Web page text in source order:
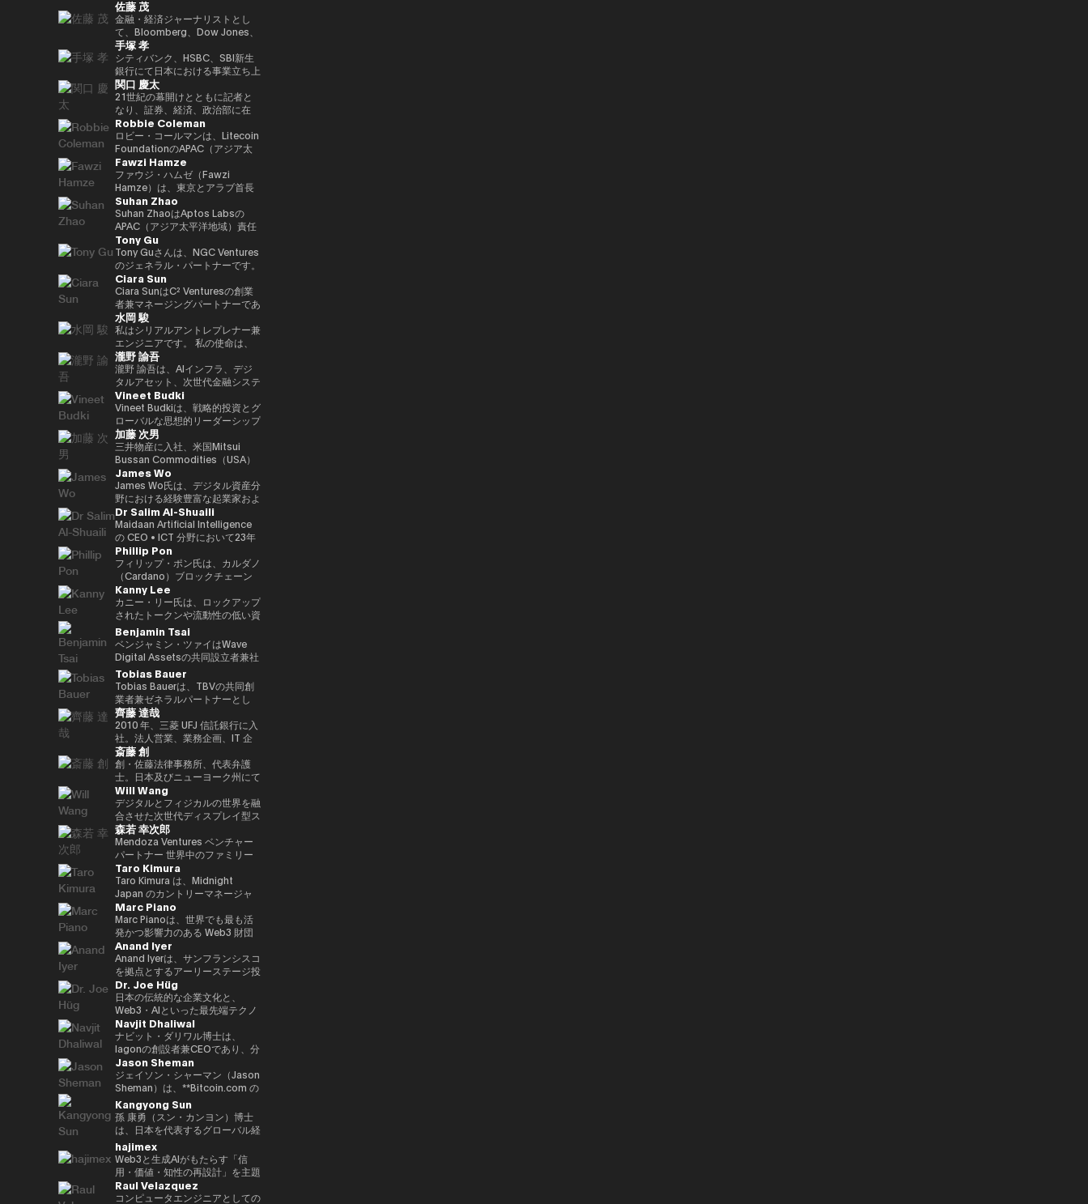
提携を推進。法令に準拠した日本
円ステーブルコインの発行や、ト
ークン化された株式および現実資
産（RWA）に最適化されたブロ
ックチェーンの開発など、革新的
なインフラ整備を進めている。
よびイノベーション領域への投資
に特化したベンチャーキャピタル
ファンド Taisu Ventures の投資
委員会メンバーも務めています。
し、商流ファイナンスサービス立
ち上げ、事業統括、マーケティン
グ事業に従事。 また、メガバン
クとヤフーとのデジタルマーケテ
ィング子会社(JV)の取締役を担
当。 その後DeNA、
MobilityTechnologies（現GO）
にてMaaS事業に従事し、GO立
ち上げフェーズに参画。複数のプ
ロジェクトリードを実施。 2021
年にNEC入社した後は、web3、
生体認証、メタバース、秘密計算
などデジタルサービスの新規事業
を担当等。
CEOに就任。創業当時から国際
通信のゲートウェイ事業に着目
し、決済×テクノロジーの力で市
場の創造と行動の革新に取り組ん
でいる。
して、日本における事業戦略およ
び市場開発を統括。国内パートナ
ーシップの構築やエコシステム拡
大を推進し、日本の新たな規制枠
組みのもとで初めて認可されたス
テーブルコインであるUSDCの国
内展開を主導した。 Circle参画以
前は、Google Paymentsにてパ
ートナーシップおよび事業開発の
リーダー職を歴任。日本を代表す
る決済・フィンテック企業との戦
略的提携を推進し、プロダクト連
携や市場戦略の立案を担ったほ
か、オーストラリアおよびニュー
ジーランドでの市場ローンチをリ
ード。また、日本国内フィンテッ
ク企業の買収およびPMI（買収後
統合）を主導し、Googleのフィ
ンテック領域におけるプレゼンス
強化に貢献した。 それ以前は、
三井住友銀行およびJRIアメリカ
（ニューヨーク）にて、米州にお
けるグローバル・キャッシュマネ
ジメント・プラットフォームの統
括やブラジル市場への展開を担
当。伝統的金融とテクノロジーの
両領域における豊富な経験を有す
る。 INSEADにてMBAを取得。
南山大学総合政策学部卒業。
佐藤 茂
金融・経済ジャーナリストとし
て、Bloomberg、Dow Jones、
S&P Globalで約18年にわたり、
金融市場およびコモディティ分野
を取材。CoinDesk Japanの創設
メンバーとして立ち上げに関わ
り、4年間編集長を務めた。2025
年1月にSuperteam Japanに事
業開発支援統括として参画、
2026年1月より現職。
手塚 孝
シティバンク、HSBC、SBI新生
銀行にて日本における事業立ち上
げや金融ITプロジェクト推進に従
事。その後Google Japanにて営
業統括、ByteDance(TikTok)では
副社長として日本事業成長を牽
引。現在はStartale Japan 代表
取締役CEOとして、日本市場で
のブロックチェーン技術のビジネ
スにおける活用を推進。
関口 慶太
21世紀の幕開けとともに記者と
なり、証券、経済、政治部に在
籍。兜町、霞ケ関、永田町と多角
的視点で金融・マーケットを取
材。2020年よりフィンテックエ
ディター。25年からNIKKEI
Financial副編集長。共著に「仮
想通貨バブル」、「NFTの教科
書」。
Robbie Coleman
ロビー・コールマンは、Litecoin
FoundationのAPAC（アジア太
平洋地域）統括責任者（Head of
APAC）です。2017年以降、この
非営利団体はLitecoin（LTC）の
普及、開発、そしてエコシステム
の成長に注力してきました。ロビ
ーはデジタルアセット／暗号資産
（クリプト）領域に11年にわた
り従事しており、Litecoin
Foundationの活動以外でも、グ
ローバルな取引所、ウォレット、
プライバシーツール、各種プロジ
ェクトの創業・共同創業や立ち上
げを支援してきました。 APAC統
括責任者として、ロビーは地域に
おけるLitecoinの機関投資家向
け、規制当局、政府との関係構築
およびプレゼンス拡大を担ってい
ます。また、カンファレンスやサ
ミット、メディアでLitecoinを代
表し、Proof-of-Work Summit、
AusCrypto、Blockchain
Centre、Litecoin Summitでの
基調講演に加え、CIS、
Token2049などでのファイアサ
イドやパネルにも登壇していま
す。 さらにWeb3隣接領域では、
マレーシアのネオバンク（買収済
み）およびeウォレットを共同創
業。加えて、複数の新興企業にお
いて、フィンテック、メドテッ
ク、AIベンチャーなどで戦略アド
バイザーとして要職を歴任してい
ます。
Fawzi Hamze
ファウジ・ハムゼ（Fawzi
Hamze）は、東京とアラブ首長
国連邦を拠点に活動する国際的な
投資・アドバイザリー持株グルー
プ、Assets Advisors
Capital（AAC）の創業者兼会長
です。AACは、不動産投資、金
融アドバイザリー、デジタル資産
インフラ、テクノロジーベンチャ
ーなどの分野に特化した企業群の
ポートフォリオを統括し、アジア
および湾岸地域における投資機会
への体系的なアクセスを求める国
際投資家や機関投資家を支援して
います。 ハムゼは、国際金融お
よびクロスボーダー取引において
15年以上の経験を持ち、グロー
バルな資本展開や戦略的投資イニ
シアティブに関わるプライベート
投資家、ファミリーオフィス、機
関投資家と密接に連携していま
す。 彼の取り組みは、伝統的な
資本市場と新たなデジタルインフ
ラの融合に焦点を当てており、実
世界資産（RWA）フレームワー
ク、ブロックチェーンを活用した
投資プラットフォーム、そして進
化するWeb3エコシステムへの機
関投資家向け参入経路などを含ん
でいます。 またハムゼは、国際
的なフィンテックおよびWeb3分
野の議論にも積極的に参加し、グ
ローバル資本市場の将来の構造
や、規制された金融システムへの
ブロックチェーン技術の統合につ
いて定期的に見解を発信していま
す。
Suhan Zhao
Suhan ZhaoはAptos Labsの
APAC（アジア太平洋地域）責任
者であり、機関投資家向けの高性
能パブリックLayer1ブロックチ
ェーンであるAptosの地域戦略、
事業成長、戦略的パートナーシッ
プを統括しています。 Aptos
Labs参画以前は、Ripple Labsに
てアジア太平洋地域における主要
な戦略的パートナーシップおよび
市場ネットワーク拡大を主導し、
金融機関、銀行、エンタープライ
ズ企業と密接に連携しながら、ブ
ロックチェーンの社会実装と普及
を推進しました。 キャリア初期
には、JPモルガンおよびS&P
Globalに在籍し、シンガポール
およびロンドンを拠点に、コーポ
レートバンキングおよびコモディ
ティ市場における専門性を培いま
した。
Tony Gu
Tony Guさんは、NGC Ventures
のジェネラル・パートナーです。
NGC Venturesを設立する前は、
クロスボーダーのバイアウト・ア
ドバイザリー・ファームである
Rhodium Capitalのジェネラ
ル・パートナーを務めていまし
た。Tonyさんは、北アジア諸国
での大規模なバイアウト取引に重
点を置き、テクノロジー、金融サ
ービス、消費者向けセクターなど
で複数の取引を完了し、合計取引
額は10億ドルを超えています。
Ciara Sun
Ciara SunはC² Venturesの創業
者兼マネージングパートナーであ
り、これまでに150万ドル以上を
投資し、次世代のWeb3アプリケ
ーションを構築・拡張する開発者
の支援に注力しています。 C²
Ventures設立以前は、Huobi
Groupの副社長を務め、グロー
バル事業開発、グローバルマーケ
ット、機関投資家部門、パートナ
ーシップ、ブロックチェーンプロ
ジェクトの上場、インキュベーシ
ョンおよび投資部門を統括してい
ました。 Ciaraはブロックチェー
ン分野における代表的な女性リー
ダーとして、世界各地のイベント
に招待されています。彼女の
Twitterフォロワーは20万人以上
にのぼり、「アジア発のグローバ
ル女性クリプトリーダー」と称さ
れています。 また、ジェンダー
平等の強い提唱者でもあり、
NGO「Women Who Crypto」
を設立しました。
水岡 駿
私はシリアルアントレプレナー兼
エンジニアです。 私の使命は、
革新的なWeb3ビジネスを創出・
実践し、より良い社会に貢献する
ことです。 日本発のグローバル
に認知される企業を築き、私の取
り組みを通じてイノベーションと
社会的インパクトを生み出してい
きたいと考えています。
瀧野 諭吾
瀧野 諭吾は、AIインフラ、デジ
タルアセット、次世代金融システ
ムの融合領域に注力するテクノロ
ジー起業家です。2025年6月、株
式会社イオレ（東証：2334）の
代表取締役社長兼CEOに就任し
ました。現在、同社はAIコンピュ
ートインフラとクリプトネイティ
ブな金融サービスを中核とするテ
クノロジープラットフォームへと
進化を進めています。 また、AI
時代に向けた新たな金融プラット
フォーム「Neo Crypto Bank」
の構想を推進しており、暗号資産
トレジャリー管理、レンディング
インフラ、プログラマブル金融ア
プリケーションの統合を目指して
います。 AIエージェントが経済
活動に参加する未来を見据え、ブ
ロックチェーンを基盤とした次世
代金融インフラの構築に取り組ん
でいます。
Vineet Budki
Vineet Budkiは、戦略的投資とグ
ローバルな思想的リーダーシップ
を通じて Web3 分野の成長を牽
引する、業界を代表する人物であ
る。 1億ドル規模の暗号資産特化
型ファンド Sigma Capital の
CEOとして、分散型エコシステ
ムへの強いコミットメントのも
と、3年以内に100社以上のブロ
ックチェーン・スタートアップへ
の投資を目標に掲げている。 こ
れまでの投資ポートフォリオに
は、Mysten Labs（Sui）、
Gunzilla、Peaq Network をはじ
め、300を超えるプロジェクトが
含まれており、変革的テクノロジ
ーを見抜く鋭い洞察力を示してい
る。 資金提供にとどまらず、
Budki は World Economic
Forum や Binance Blockchain
Week などの国際的なイベントで
登壇する世界的に評価の高いスピ
ーカーでもある。市場動向やブロ
ックチェーンの普及に関する彼の
見解は、The Times、
CoinDesk、Entrepreneur
Middle East といった主要メディ
アからも注目を集めている。 ま
た、ソーシャルメディアでの積極
的な発信を通じて、その影響力を
さらに拡大。短期的な利益よりも
Web3 の長期的な可能性を重視
し、世界の在り方を再定義するス
タートアップへの投資を推進して
いる。 「Web3 は未来である」
という確固たる信念のもと、
Budki は分散型テクノロジーの進
化を牽引する重要な存在である。
**ヴィニート・ブドキ（Vineet
Budki）**は、戦略的投資とグロ
ーバルな思想的リーダーシップを
通じて Web3 分野の成長を牽引
する、業界を代表する人物であ
る。 1億ドル規模の暗号資産特化
型ファンド Sigma Capital の
CEOとして、分散型エコシステ
ムへの強いコミットメントのも
と、3年以内に100社以上のブロ
ックチェーン・スタートアップへ
の投資を目標に掲げている。 こ
れまでの投資ポートフォリオに
は、Mysten Labs（Sui）、
Gunzilla、Peaq Network をはじ
め、300を超えるプロジェクトが
含まれており、変革的テクノロジ
ーを見抜く鋭い洞察力を示してい
る。 資金提供にとどまらず、
Budki は World Economic
Forum や Binance Blockchain
Week などの国際的なイベントで
登壇する世界的に評価の高いスピ
ーカーでもある。市場動向やブロ
加藤 次男
三井物産に入社、米国Mitsui
Bussan Commodities（USA）
Inc.CEO、英国Mitsui Bussan
Commodities Ltd COO、本店
商品市場部長、デジタルアセット
マーケッツ 常勤取締役、三井物
産デジタルコモディティーズ 代
表取締役社長、三井物産コーポレ
ートディベロップメント本部 理
事を経て2023年12月に三井物産
を退社し、現職。グローバルなコ
モディティトレーディングに精
通。
James Wo
James Wo氏は、デジタル資産分
野における経験豊富な起業家およ
び投資家であり、2015年にDFG
を設立し、10億ドル以上の運用
資産を統括しています。
Ledger、Coinlist、Circle、
ChainSafeなどの企業への初期投
資家でもあります。 また、
PolkadotおよびKusama
Networkの初期投資家かつ支援
者としても知られており、資本配
分や寄付、パラチェーンオークシ
ョンへの積極的な支援を通じて、
エコシステムへの多大な貢献を続
けています。
Dr Salim Al-Shuaili
Maidaan Artificial Intelligence
の CEO • ICT 分野において23年
以上の経験を有し、ICT（AI・DX
における技術導入）分野の博士号
（PhD）を取得 • グローバル AI
アンバサダー（Global Council
of Responsible AI／米国） • 国
際グローバル ICT 連盟
（IFCGICT／国連・米国）プロ
フェッショナル会員 • ITU 認定 AI
監査人（Certified AI Auditor） •
World AI Council（カナダ）認定
チーフ AI オフィサー（Chief AI
Officer） • Gulf College 理事会
（Board of Trustees）メンバー
• オマーン商工会議所 デジタル経
済・AI 委員会メンバー •
GCC（湾岸協力会議）AI プロジ
ェクトおよび AI 国際アワード審
査委員メンバー • 大学および学術
アドバイザリーボードメンバー
（SQU、AOU、Sohar
University） • Global CIO
Summit（タイ、2022年）にて
Digital Transformation
Inspiring Award を受賞 • Global
CIO Summit（アゼルバイジャ
ン、2023年）にて Impact
Trailblazer Award を受賞 • 国家
レベルの AI プロジェクトに携わ
り、技術のローカライズを推進 •
AI・データ・DX に関する専門的
なトレーニングを提供 • e-
Government、デジタルトランス
フォーメーション、人工知能、第
4次産業革命に関連する複数のプ
ロジェクトを主導・参画（鉱業、
スマートシティ、ヘルスケア、教
育、観光、農業、物流・交通、リ
スクおよび危機管理、メディア分
野） • 各種国際・国内カンファレ
ンス、サミット、ワークショッ
プ、イベントに参加 • 研究論文、
書籍、雑誌、メディア番組におい
て著者として参画
Phillip Pon
フィリップ・ポン氏は、カルダノ
（Cardano）ブロックチェーン
の共同創設組織の一つである
EMURGO のCEOです。
EMURGOは、ブロックチェーン
技術および資産のトークン化の商
業的普及を推進しています。
CEOとして、フィリップ氏は
EMURGOの戦略的方向性および
グローバルオペレーション全体を
統括し、投資、パートナーシッ
プ、インフラ開発を通じて、従来
の金融とブロックチェーンをつな
ぐ取り組みを主導しています。
Kanny Lee
カニー・リー氏は、ロックアップ
されたトークンや流動性の低い資
産の二次取引を可能にする分散型
マーケットプレイス
SecondSwap の創設者兼CEOで
す。 CEOとしてカニー氏は、
SecondSwapの戦略的ビジョン
とプロダクト開発の実行を統括
し、Web3市場における持続可能
な流動性とアクセシビリティを高
めるためのイノベーションを推進
しています。
Benjamin Tsai
ベンジャミン・ツァイはWave
Digital Assetsの共同設立者兼社
長であり、同社はSEC（米国証券
取引委員会）に登録されたデジタ
ルアセット管理会社です。彼は同
社で製品開発と取引を監督してい
ます。三か国語を操り、仮想通貨
のネイティブスピーカーであり、
また伝統的な金融分野のベテラン
でもあります。ベンは、シンガポ
ールのメリルリンチ・コモディテ
ィーズで15年以上にわたりシニ
アリーダーシップの経験を積み、
同社のCEOを務めました。ま
た、アライアンス・バーンスタイ
ンでは、東京、香港、シンガポー
ル、ソウル、台北で収益性のある
ディストリビューションチームを
統括し、ビジネス戦略を牽引しま
した。 ベンはサザンカリフォル
ニアの早期スタートアップに投資
し、メンタリングも行っていま
す。彼は多数の証券ライセンスを
保有しており、カリフォルニア大
学バークレー校で工学の学士号を
取得し、UCLAアンダーソン経営
大学院でMBAを取得しました。
現在は同大学で暗号通貨ファイナ
ンスを教えています。
Tobias Bauer
Tobias Bauerは、TBVの共同創
業者兼ゼネラルパートナーとし
て、トップクラスのスタートアッ
プへの投資やベンチャービルディ
ングを行っています。過去には
Blockchain Founders Fundのパ
ートナーを務め、75Mドルのファ
ンドを立ち上げ、150以上のスタ
ートアップに投資しました。ま
た、Consensusや香港フィンテ
ックウィークなど300以上の
Web3・テック会議で講演経験が
あります。彼はこれまで15都市9
か国で生活し、中国語、英語、ド
イツ語に堪能です。
齊藤 達哉
2010 年、三菱 UFJ 信託銀行に入
社。法人営業、業務企画、IT 企
画を経て、2016 年に FinTech 推
進室設立、1 人目の専任担当とし
て三菱 UFJ 信託銀行のデジタル
戦略を企画・推進。“シリアルイ
ントレプレナー(連続社内起業
家)”として、情報銀行基盤
「Dprime」、デジタル証券基盤
「Progmat」、ステーブルコイ
ン基盤「Progmat Coin」、機能
型 NFT 基盤「Progmat UT」、
数多くの組織が入会する「デジタ
ルアセット共創コンソーシアム」
等を立ち上げる。2022 年、複数
の金融機関や取引所、ソフトウェ
ア企業の出資による、デジタルア
セット基盤事業の独立会社化を発
表し、2023年10月創業より代表
就任。特許登録8 件
斎藤 創
創・佐藤法律事務所、代表弁護
士。日本及びニューヨーク州にて
弁護士資格。東京大学法学部、ニ
ューヨーク大学ロースクール卒。
西村あさひ法律事務所にて主とし
て金融分野（証券化、ファンド、
デリバティブ等）を取り扱った
後、2015年に独立して現事務所
を立ち上げた。Web3、
FinTech、Metaverse、スタート
アップを専門とする。 著書に
「NFTの教科書」、 ｢先読み！メ
タバース＆NFT」など。 日本ブ
ロックチェーン協会顧問、日本
STO協会監事、一般社団法人
Metaverse Japan監事、FinTech
協会キャピタルマーケッツ部門事
務局、HashPort監査役、前
bitFlyer社外取締役などを務め
る。海外のChambers Asia
Pacific、Best Lawyers
rankings、Legal500で日本の
FinTechの弁護士としてそれぞれ
ランク・イン。
Will Wang
デジタルとフィジカルの世界を融
合させた次世代ディスプレイ型ス
マートグラスを開発する企業
Even Realities の創業者兼CEO
です。 2023年に設立されたEven
Realitiesは、「テクノロジーは
前に出るのではなく、日常生活を
静かに支え、さりげなく価値を高
めるべきである」という人間中心
の理念に基づいて誕生しました。
その哲学は、高い評価を受けてい
る Even G1 および Even G2 ディ
スプレイ型スマートグラスのデザ
インにも色濃く反映されていま
す。これらの製品では、AIがリア
ルタイムで機能し、重要な対話を
サポートすることで、ユーザーが
思考を整理し、自信を持ってコミ
ュニケーションを取り、仕事や日
常生活のあらゆる場面で「今」に
集中できる体験を提供します。
森若 幸次郎
Mendoza Ventures ベンチャー
パートナー 世界中のファミリー
オフィス、ベンチャーキャピタ
ル、テクノロジー企業をつなぎ、
次世代のAI・Web3イノベーショ
ンを推進するグローバルアドバイ
ザー。 ボストンおよびサンフラ
ンシスコを拠点にAI・フィンテッ
ク・サイバーセキュリティ分野へ
投資する Mendoza Ventures の
ベンチャーパートナー、また、
AI・Web3分野に特化したスイス
およびアフリカ拠点のベンチャー
キャピタル CV VC のアドバイザ
ーを務める。現在、世界10社以
上のベンチャーキャピタルの支援
に携わる。 また、ブロックチェ
ーンおよびイノベーション分野の
国際カンファレンス
UN:Block（ラトビア）、WAIB
Summit Monaco（モナコ）、
VI3NNA Congress（オーストリ
ア）、World Venture
Forum（オーストリア） などで
アンバサダーを務め、世界各地の
スタートアップエコシステムをつ
なぐ活動を行っている。 2013
年、Harvard Business
Taro Kimura
Taro Kimura は、Midnight
Japan のカントリーマネージャ
ーを務めており、創業者としての
経験、エンタープライズ向けGo-
to-Market（GTM）のリーダー
シップ、そして国際的なビジネス
経験を兼ね備えています。現在、
日本市場におけるMidnightの戦
略を統括し、GTM、エンタープ
ライズ連携、コミュニティ成長、
エコシステムの普及を推進してい
ます。 これまでのキャリアで
は、急成長スタートアップとグロ
ーバル企業の双方で経験を積んで
きました。Mycelの共同創業者と
して、次世代インターオペラビリ
ティ・インフラプロトコルのグロ
ーバルGTM、パートナーシッ
プ、投資家対応、オペレーション
をリードしました。Web3業界に
参入する以前は、LinkedInにて
Global Enterprise Sales
Directorを務め、日本の大手多国
籍企業との戦略的パートナーシッ
プ構築や、大規模SaaS導入プロ
Marc Piano
Marc Pianoは、世界でも最も活
発かつ影響力のある Web3 財団
のいくつかにおいて、独立取締役
（Independent Director of
Record）およびコンサルタント
を務めている人物である。デジタ
ル資産エコシステムの最上位レベ
ルにおいて、ガバナンス、コンプ
ライアンス、長期的な持続可能性
を監督する役割を信頼されて担っ
ている。 法学を基盤とするキャ
リアを持つ Marc は、以前、主要
なオフショア法律事務所において
カウンセル（法律顧問）を務め、
同事務所のグローバル Web3 プ
ラクティスの中核的設計者として
活躍した。その分野における権威
として、主要な法律ディレクトリ
ーからも高く評価されている。こ
のような法曹としての確かな経歴
と、長年にわたる最前線でのアド
バイザリー経験により、Marc は
Anand Iyer
Anand Iyerは、サンフランシスコ
を拠点とするアーリーステージ投
資ファンド Canonical のマネー
ジング・パートナーであり、AI、
ロボティクス、暗号資産といった
フロンティアテクノロジーへの投
資に注力している。アイヤーはシ
リコンバレーで長年の経験を持つ
ベテランである。 2005年に
Microsoft にてプロダクトマネー
ジャーとしてキャリアをスタート
し、その後 Trusted を創業。同
社は2018年に上場企業である
Care に買収された。その後、
Lightspeed に参画し、ベンチャ
ーパートナーとして Phantom、
Alchemy、Arbitrum、Mysten な
どのブロックチェーン関連企業に
関与した。 学歴としては、パデ
Dr. Joe Hüg
日本の伝統的な企業文化と、
Web3・AIといった最先端テクノ
ロジーが交差する領域で活躍する
実務家・研究者・教育者です。情
報経営イノベーション専門職大学
（iU）にて起業学 実務教授を務
めると同時に、
TEDxInnovationU のリードオー
ガナイザー兼ライセンシーとし
て、世代や分野を越えた知の共有
を推進しています。 三菱や富士
通などのグローバル企業へのコン
サルティング経験を通じ、企業イ
ノベーションやデジタルトランス
フォーメーション（DX）の実践
的知見を蓄積。中小企業から大企
Navjit Dhaliwal
ナビット・ダリワル博士は、
Iagonの創設者兼CEOであり、分
散型クラウドサービス業界を牽引
しています。Mjøsa
Tannklinikk、Arbo Lab AS、
CanPol ASなど、複数の成功した
企業を創業・運営した経験を持つ
ダリワル博士は、実績あるシリア
ルアントレプレナーです。ポズナ
ン医科大学とマクマスター大学で
学び、歯学のDDS（博士号）お
よび医学の学士号を取得していま
す。
Jason Sheman
ジェイソン・シャーマン（Jason
Sheman）は、**Bitcoin.com の
最高執行責任者（COO）**とし
て、暗号資産業界を代表するコン
シューマープラットフォームのグ
ローバルオペレーション全般を統
括しています。8年以上にわたり
同社に在籍し、アジア、中東、ヨ
ーロッパ、米国を含む地域での事
業拡大を支え、Bitcoin.com の
Kangyong Sun
孫 康勇（スン・カンヨン）博士
は、日本を代表するグローバル経
営教育機関の一つである一橋大学
大学院 経営管理研究科 国際企業
戦略専攻（Hitotsubashi
University Business School,
ICS）の准教授である。 ミネソタ
hajimex
Web3と生成AIがもたらす「信
用・価値・知性の再設計」を主題
に、テクノロジーと社会構造の交
点を探究するストラテジスト／ブ
Raul Velazquez
コンピュータエンジニアとしての